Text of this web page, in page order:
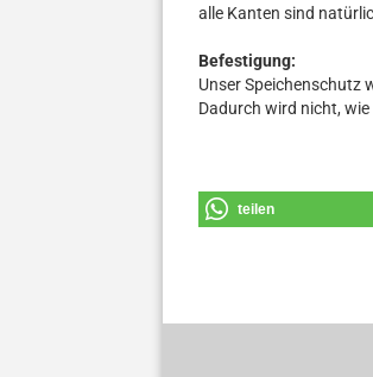
alle Kanten sind
Befestigung:
Unser Speichenschutz
Dadurch wird nicht,
teilen